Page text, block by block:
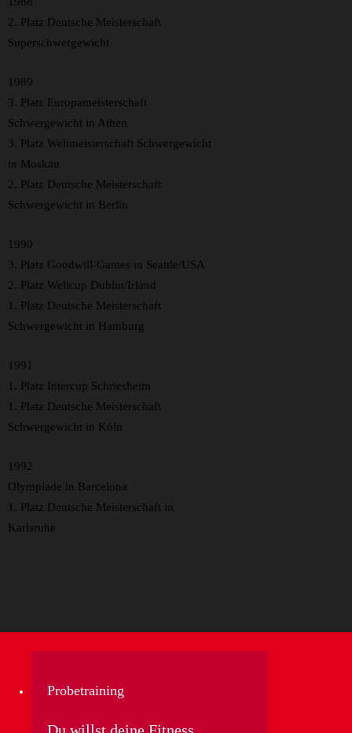
2. Platz Deutsche Meisterschaft
Superschwergewicht
1989
3. Platz Europameisterschaft
Schwergewicht in Athen
3. Platz Weltmeisterschaft Schwergewicht
in Moskau
2. Platz Deutsche Meisterschaft
Schwergewicht in Berlin
1990
3. Platz Goodwill-Games in Seattle/USA
2. Platz Weltcup Dublin/Irland
1. Platz Deutsche Meisterschaft
Schwergewicht in Hamburg
1991
1. Platz Intercup Schriesheim
1. Platz Deutsche Meisterschaft
Schwergewicht in Köln
1992
Olympiade in Barcelona
1. Platz Deutsche Meisterschaft in
Karlsruhe
Probetraining